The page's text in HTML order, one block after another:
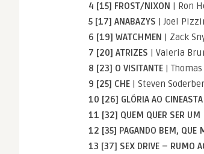
4 [15] FROST/NIXON | Ron
5 [17] ANABAZYS | Joel
6 [19] WATCHMEN | Zack
7 [20] ATRIZES | Valeria
8 [23] O VISITANTE |
9 [25] CHE | Steven
10 [26] GLÓRIA AO CINEASTA
11 [32] QUEM QUER SER UM
12 [35] PAGANDO BEM, QUE
13 [37] SEX DRIVE – RUMO